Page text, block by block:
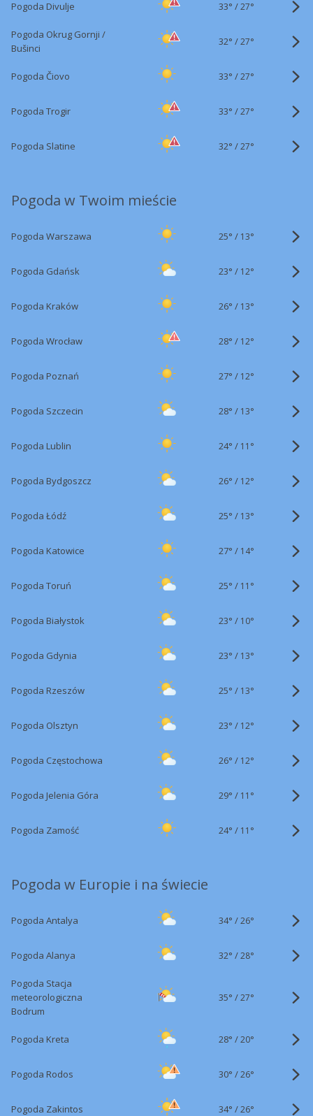
Pogoda Divulje 33° /27°
Pogoda Okrug Gornji /
Bušinci
32° /27°
Pogoda Čiovo 33° /27°
Pogoda Trogir 33° /27°
Pogoda Slatine 32° /27°
Pogoda w Twoim mieście
Pogoda Warszawa 25° / 13°
Pogoda Gdańsk 23° / 12°
Pogoda Kraków 26° / 13°
Pogoda Wrocław 28° / 12°
Pogoda Poznań 27° / 12°
Pogoda Szczecin 28° / 13°
Pogoda Lublin 24° / 11°
Pogoda Bydgoszcz 26° / 12°
Pogoda Łódź 25° / 13°
Pogoda Katowice 27° / 14°
Pogoda Toruń 25° / 11°
Pogoda Białystok 23° / 10°
Pogoda Gdynia 23° / 13°
Pogoda Rzeszów 25° / 13°
Pogoda Olsztyn 23° / 12°
Pogoda Częstochowa 26° / 12°
Pogoda Jelenia Góra 29° / 11°
Pogoda Zamość 24° / 11°
Pogoda w Europie i na świecie
Pogoda Antalya 34° /26°
Pogoda Alanya 32° /28°
Pogoda Stacja
meteorologiczna
Bodrum
35° /27°
Pogoda Kreta 28° /20°
Pogoda Rodos 30° /26°
Pogoda Zakintos 34° /26°